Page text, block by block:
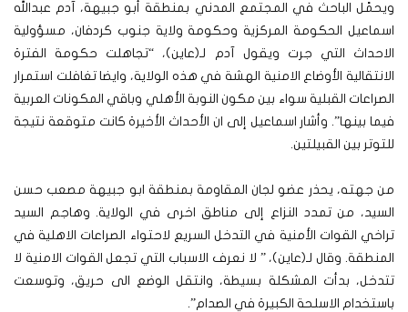
ويحمًل الباحث في المجتمع المدني بمنطقة أبو جبيهة، آدم عبدالله
اسماعيل الحكومة المركزية وحكومة ولاية جنوب كردفان، مسؤولية
الاحداث التي جرت ويقول آدم لـ(عاين)، “تجاهلت حكومة الفترة
الانتقالية الأوضاع الامنية الهشة في هذه الولاية، وايضا تغافلت استمرار
الصراعات القبلية سواء بين مكون النوبة الأهلي وباقي المكونات العربية
فيما بينها”. وأشار اسماعيل إلى ان الأحداث الأخيرة كانت متوقعة نتيجة
للتوتر بين القبيلتين.
من جهته، يحذر عضو لجان المقاومة بمنطقة ابو جبيهة مصعب حسن
السيد، من تمدد النزاع إلى مناطق اخرى في الولاية. وهاجم السيد
تراخي القوات الأمنية في التدخل السريع لاحتواء الصراعات الاهلية في
المنطقة. وقال لـ(عاين)، ” لا نعرف الاسباب التي تجعل القوات الامنية لا
تتدخل، بدأت المشكلة بسيطة، وانتقل الوضع الى حريق، وتوسعت
باستخدام الاسلحة الكبيرة في الصدام”.